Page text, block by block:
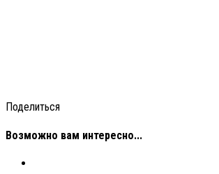
Поделиться
Возможно вам интересно...